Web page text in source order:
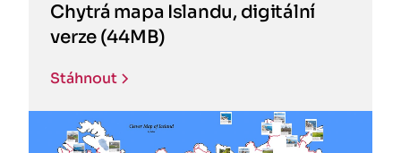
Chytrá mapa Islandu, digitální
verze (44MB)
Stáhnout